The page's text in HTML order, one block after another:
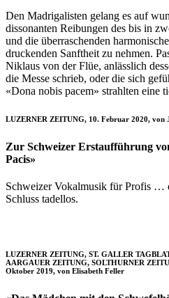
Den Madrigalisten gelang es auf
dissonanten Reibungen des bis in
und die überraschenden
druckenden Sanftheit zu nehmen.
Niklaus von der Flüe, anlässlich
die Messe schrieb, oder die sich
«Dona nobis pacem» strahlten eine
LUZERNER ZEITUNG, 10. Februar 2020, von
Zur Schweizer Erstaufführung
Pacis»
Schweizer Vokalmusik für Profis …
Schluss tadellos.
LUZERNER ZEITUNG, ST. GALLER
AARGAUER ZEITUNG, SOLTHURNER
Oktober 2019, von Elisabeth Feller